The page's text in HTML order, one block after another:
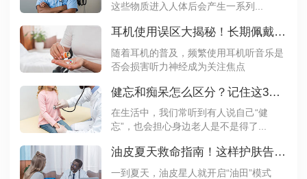
这些物质进入人体后会产生一系列...
耳机使用误区大揭秘！长期佩戴真的会伤耳吗？
随着耳机的普及，频繁使用耳机听音乐是
否会损害听力神经成为关注焦点
健忘和痴呆怎么区分？记住这3点不再混淆
在生活中，我们常听到有人说自己“健
忘”，也会担心身边老人是不是得了...
油皮夏天救命指南！这样护肤告别大油田
一到夏天，油皮星人就开启“油田”模式